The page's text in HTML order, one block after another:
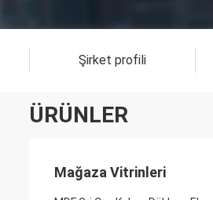
Şirket profili
ÜRÜNLER
Mağaza Vitrinleri